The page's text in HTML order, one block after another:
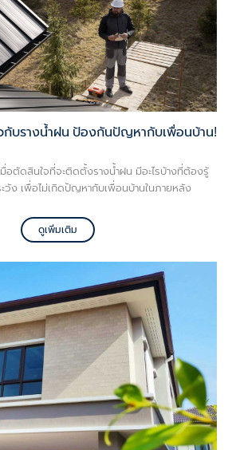
กับรางน้ำฝน ป้องกันปัญหากับเพื่อนบ้าน!
มื่อตัดสินใจที่จะติดตั้งรางน้ำฝน มีอะไรบ้างที่ต้องรู้
ะวัง เพื่อไม่เกิดปัญหากับเพื่อนบ้านในภายหลัง
ดูเพิ่มเติม